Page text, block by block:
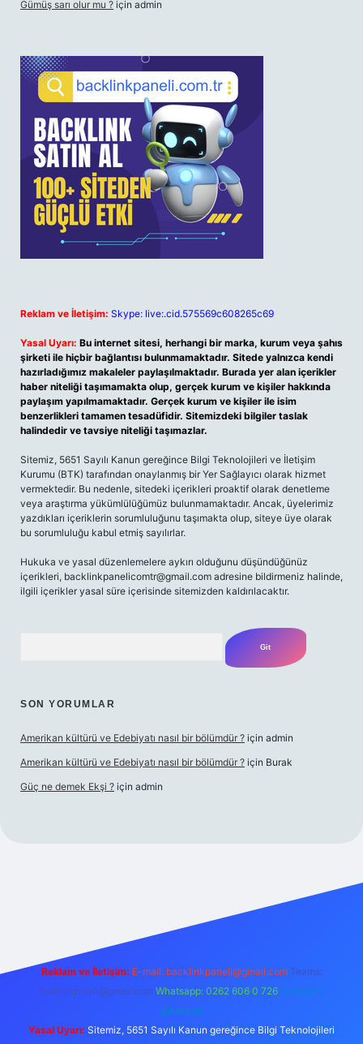
Gümüş sarı olur mu ? için admin
Reklam ve İletişim: Skype: live:.cid.575569c608265c69
Yasal Uyarı: Bu internet sitesi, herhangi bir marka, kurum veya şahıs
şirketi ile hiçbir bağlantısı bulunmamaktadır. Sitede yalnızca kendi
hazırladığımız makaleler paylaşılmaktadır. Burada yer alan içerikler
haber niteliği taşımamakta olup, gerçek kurum ve kişiler hakkında
paylaşım yapılmamaktadır. Gerçek kurum ve kişiler ile isim
benzerlikleri tamamen tesadüfidir. Sitemizdeki bilgiler taslak
halindedir ve tavsiye niteliği taşımazlar.
Sitemiz, 5651 Sayılı Kanun gereğince Bilgi Teknolojileri ve İletişim
Kurumu (BTK) tarafından onaylanmış bir Yer Sağlayıcı olarak hizmet
vermektedir. Bu nedenle, sitedeki içerikleri proaktif olarak denetleme
veya araştırma yükümlülüğümüz bulunmamaktadır. Ancak, üyelerimiz
yazdıkları içeriklerin sorumluluğunu taşımakta olup, siteye üye olarak
bu sorumluluğu kabul etmiş sayılırlar.
Hukuka ve yasal düzenlemelere aykırı olduğunu düşündüğünüz
içerikleri, backlinkpanelicomtr@gmail.com adresine bildirmeniz halinde,
ilgili içerikler yasal süre içerisinde sitemizden kaldırılacaktır.
SON YORUMLAR
Amerikan kültürü ve Edebiyatı nasıl bir bölümdür ? için admin
Amerikan kültürü ve Edebiyatı nasıl bir bölümdür ? için Burak
Güç ne demek Ekşi ? için admin
Reklam ve İletişim: E-mail: backlinkpaneli@gmail.com Teams:
forumhizmeti@gmail.com Whatsapp: 0262 606 0 726 Telegram:
@karabul
Yasal Uyarı: Sitemiz, 5651 Sayılı Kanun gereğince Bilgi Teknolojileri